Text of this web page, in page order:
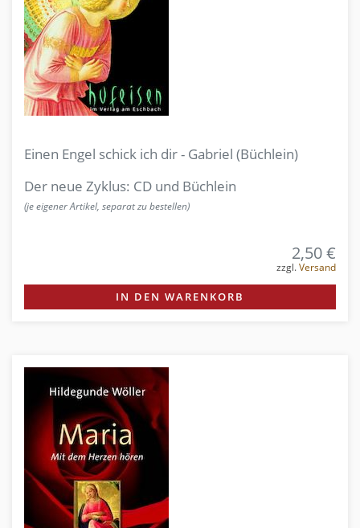
Einen Engel schick ich dir - Gabriel (Büchlein)
Der neue Zyklus: CD und Büchlein
(je eigener Artikel, separat zu bestellen)
2,50 €
zzgl.Versand
IN DEN WARENKORB